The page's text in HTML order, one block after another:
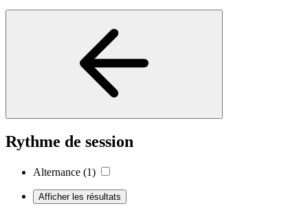
Rythme de session
Alternance (1)
Afficher les résultats